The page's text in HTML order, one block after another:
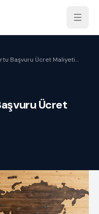
Başvuru Ücret Maliyeti
Ücret